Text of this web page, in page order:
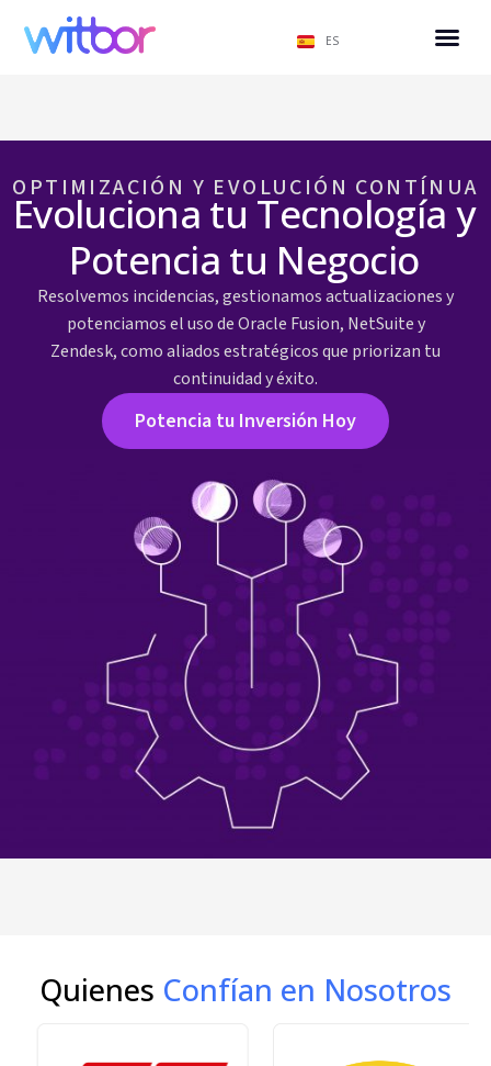
ES
OPTIMIZACIÓN Y EVOLUCIÓN CONTÍNUA
Evoluciona tu Tecnología y
Potencia tu Negocio
Resolvemos incidencias, gestionamos actualizaciones y
potenciamos el uso de Oracle Fusion, NetSuite y
Zendesk, como aliados estratégicos que priorizan tu
continuidad y éxito.
Potencia tu Inversión Hoy
Quienes Confían en Nosotros